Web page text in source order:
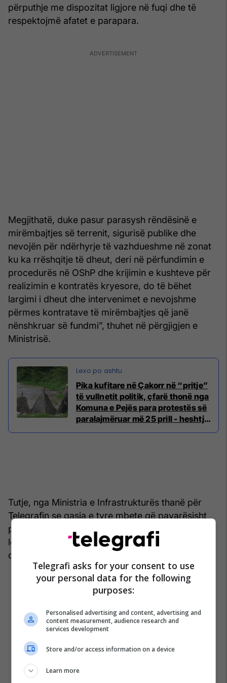
përputhje me dispozitat ligjore në fuqi dhe të
respektojmë afatet e parapara.
Megjithatë, duke pasur parasysh rëndësinë e
mirëmbajtjes së terrenit, sigurisë publike dhe
nevojën për ndërhyrje të vazhdueshme në zonat
ku ka rrëshqitje të dheut, deri në përfundimin e
procedurës në OShP dhe krijimin e kushteve për
realizimin e kontratës kryesore, do të bëhet
largimi i dheut dhe intervenimet e nevojshme
përmes kontratave të mirëmbajtjes që janë
nënshkruar së fundmi”, thuhet në përgjigjen e
Ministrisë.
Pika kufitare në Çakorr në “pritje”
të vullnetit politik, çfarë thonë nga
Komuna e Pejës para protestës së
paralajmëruar më 25 prill - heshtje
Tutje, nga Ministria e Infrastrukturës thanë për
Telegrafin se qasja e tyre mbete që pavarësisht
procedurave administrative në zhvillim, të mos
lejojnë krijimin e vështirësive për qytetarët apo
cenimin e sigurisë në terren.
Telegrafi asks for your consent to use
your personal data for the following
purposes:
Personalised advertising and content, advertising and
content measurement, audience research and
services development
Store and/or access information on a device
Learn more